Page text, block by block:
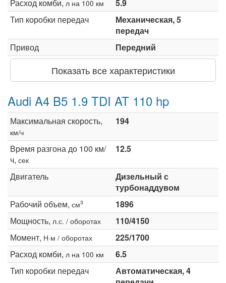
Расход комби, л на 100 км
5.9
Тип коробки передач
Механическая, 5
передач
Привод
Передний
Показать все характеристики
Audi A4 B5 1.9 TDI AT 110 hp
Максимальная скорость,
км/ч
194
Время разгона до 100 км/
ч, сек
12.5
Двигатель
Дизельный с
турбонаддувом
Рабочий объем, см3
1896
Мощность, л.с. / оборотах
110/4150
Момент, Н·м / оборотах
225/1700
Расход комби, л на 100 км
6.5
Тип коробки передач
Автоматическая, 4